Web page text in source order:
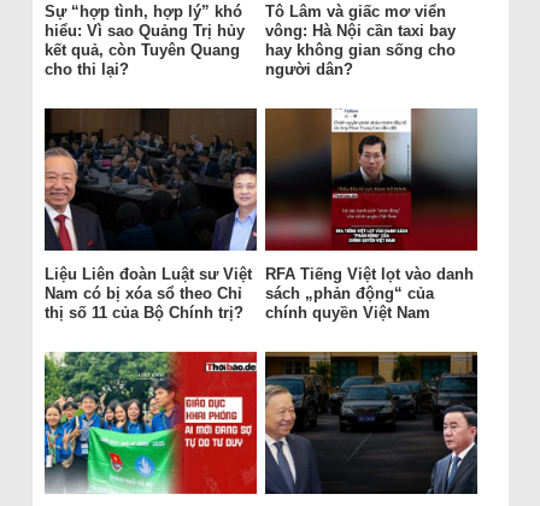
Sự “hợp tình, hợp lý” khó
hiểu: Vì sao Quảng Trị hủy
kết quả, còn Tuyên Quang
cho thi lại?
Tô Lâm và giấc mơ viển
vông: Hà Nội cần taxi bay
hay không gian sống cho
người dân?
Liệu Liên đoàn Luật sư Việt
Nam có bị xóa sổ theo Chỉ
thị số 11 của Bộ Chính trị?
RFA Tiếng Việt lọt vào danh
sách „phản động“ của
chính quyền Việt Nam